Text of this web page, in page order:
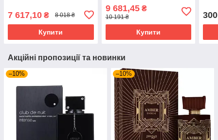
7 617,10 ₴ 8 018 ₴
Купити
9 681,45₴
10 191 ₴
Купити
300
Акційні пропозиції та новинки
–10% –10%